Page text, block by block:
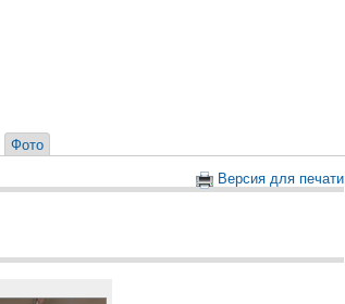
Фото
Версия для печати